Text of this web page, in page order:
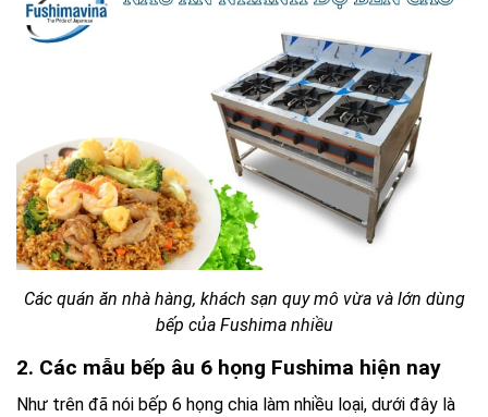
Các quán ăn nhà hàng, khách sạn quy mô vừa và lớn dùng
bếp của Fushima nhiều
2. Các mẫu bếp âu 6 họng Fushima hiện nay
Như trên đã nói bếp 6 họng chia làm nhiều loại, dưới đây là